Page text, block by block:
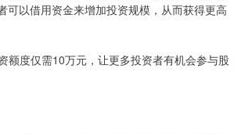
可以借用资金来增加投资规模，从而获得更高
额度仅需10万元，让更多投资者有机会参与股